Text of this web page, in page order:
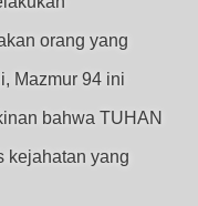
orang yang
Mazmur 94 ini
bahwa TUHAN
kejahatan yang